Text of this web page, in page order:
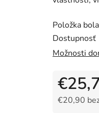
hviezdičiek.
Položka
Dostupnosť
Možnosti
€20,90